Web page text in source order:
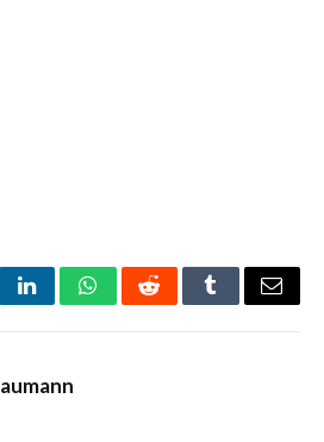
LinkedInWhatsAppRedditTumblrEmail